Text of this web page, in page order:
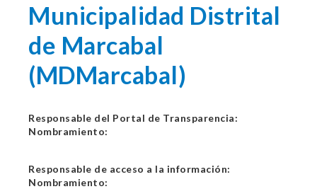
Municipalidad Distrital
de Marcabal
(MDMarcabal)
Responsable del Portal de Transparencia:
Nombramiento:
Responsable de acceso a la información:
Nombramiento: